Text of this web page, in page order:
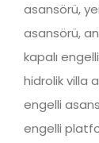
asansörü,
asansörü,
kapalı
hidrolik villa
engelli
engelli